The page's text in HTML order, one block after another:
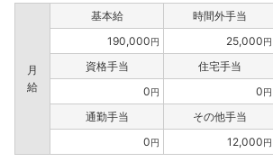
月
給
基本給 時間外手当
190,000円 25,000円
資格手当 住宅手当
0円 0円
通勤手当
その他手当
0円 12,000円